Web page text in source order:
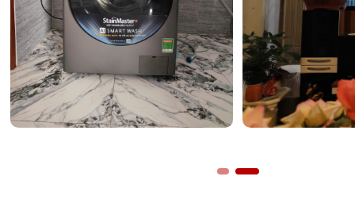
Không chỉ có hình ảnh, trải nghiệm thính giác cũng
lưỡng với hệ thống loa từthương hiệu âm thanh danh
Cấu hình loa 2.1 với loa trầm (subwoofer) đặt phía sau
bass uy lực, sâu lắng. Công nghệVertical Ai Sound Field
gian âm thanh vòm 360 độ, mang lại cảm giác âm
bạn như đang ngồi trong một rạp chiếu phim thực thụ.